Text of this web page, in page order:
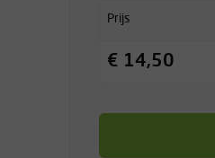
Prijs
€ 14,50